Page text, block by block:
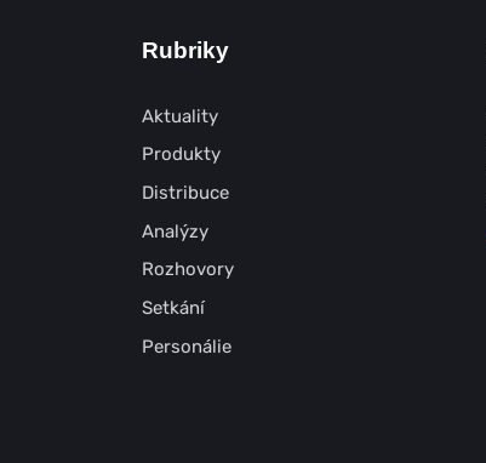
Rubriky
Aktuality
Produkty
Distribuce
Analýzy
Rozhovory
Setkání
Personálie